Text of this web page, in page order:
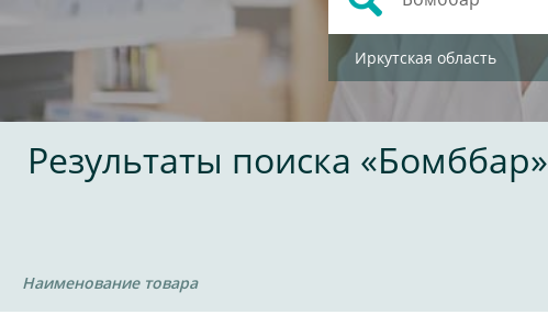
Иркутская область
Результаты поиска «Бомббар»
Наименование товара